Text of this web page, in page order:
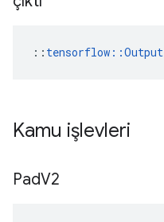
:: tensorflow::Output
Kamu işlevleri
PadV2